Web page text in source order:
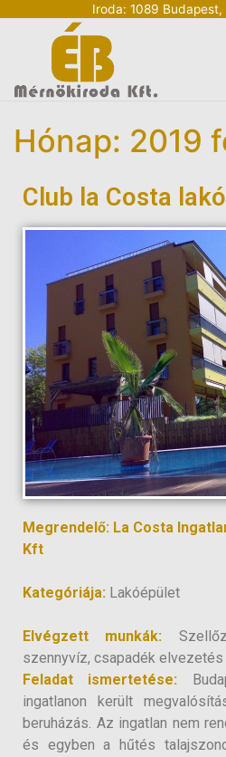
Iroda: 1089
Hónap: 2019
Club la Costa
Megrendelő: La Costa
Kft
Kategóriája: Lakóépület
Elvégzett munkák:
szennyvíz, csapadék
Feladat ismertetése:
ingatlanon került
beruházás. Az ingatlan nem
és egyben a hűtés